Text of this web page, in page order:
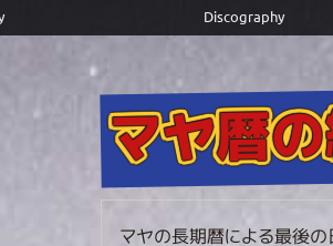
Discography
マヤ暦
マヤの長期暦による最後